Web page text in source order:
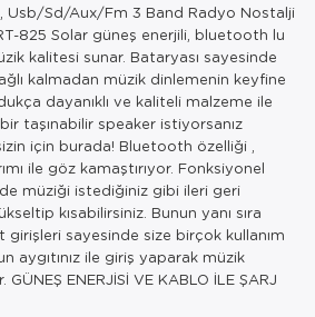
Usb/Sd/Aux/Fm 3 Band Radyo Nostalji
825 Solar güneş enerjili, bluetooth lu
kalitesi sunar. Bataryası sayesinde
kalmadan müzik dinlemenin keyfine
dayanıklı ve kaliteli malzeme ile
taşınabilir speaker istiyorsanız
için burada! Bluetooth özelliği ,
ile göz kamaştırıyor. Fonksiyonel
müziği istediğiniz gibi ileri geri
kısabilirsiniz. Bunun yanı sıra
girişleri sayesinde size birçok kullanım
aygıtınız ile giriş yaparak müzik
ENERJİSİ VE KABLO İLE ŞARJ